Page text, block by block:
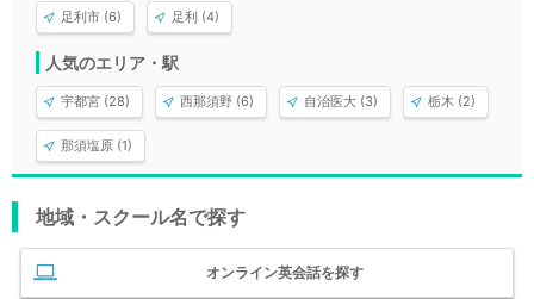
足利市 (6) 足利 (4)
人気のエリア・駅
宇都宮 (28) 西那須野 (6) 自治医大 (3) 栃木 (2)
那須塩原 (1)
地域・スクール名で探す
オンライン英会話を探す